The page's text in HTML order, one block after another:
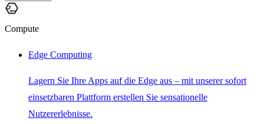
Compute
Edge Computing
Lagern Sie Ihre Apps auf die Edge aus – mit unserer sofort
einsetzbaren Plattform erstellen Sie sensationelle
Nutzererlebnisse.